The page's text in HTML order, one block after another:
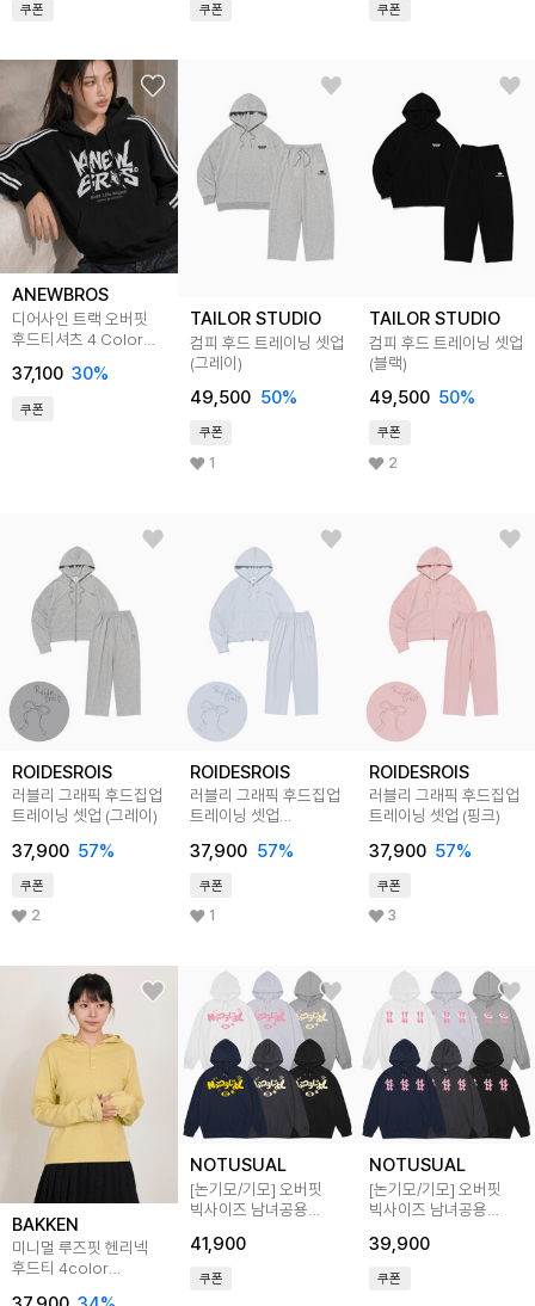
쿠폰 쿠폰 쿠폰
ANEWBROS
디어사인 트랙 오버핏
후드티셔츠 4 Color
37,100 30%
쿠폰
TAILOR STUDIO
컴피 후드 트레이닝 셋업
(그레이)
49,500 50%
쿠폰
1
TAILOR STUDIO
컴피 후드 트레이닝 셋업
(블랙)
49,500 50%
쿠폰
2
ROIDESROIS
러블리 그래픽 후드집업
트레이닝 셋업 (그레이)
37,900 57%
쿠폰
2
ROIDESROIS
러블리 그래픽 후드집업
트레이닝 셋업
37,900 57%
쿠폰
1
ROIDESROIS
러블리 그래픽 후드집업
트레이닝 셋업 (핑크)
37,900 57%
쿠폰
3
BAKKEN
미니멀 루즈핏 헨리넥
후드티 4color
NOTUSUAL
[논기모/기모] 오버핏
빅사이즈 남녀공용
6color
41,900
쿠폰
NOTUSUAL
[논기모/기모] 오버핏
빅사이즈 남녀공용
39,900
쿠폰